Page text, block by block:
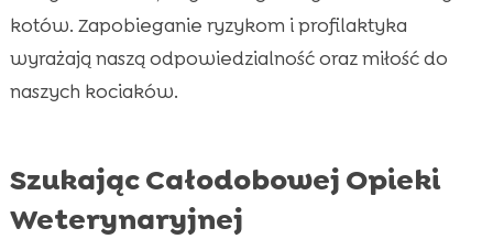
kotów. Zapobieganie ryzykom i profilaktyka
wyrażają naszą odpowiedzialność oraz miłość do
naszych kociaków.
Szukając Całodobowej Opieki
Weterynaryjnej